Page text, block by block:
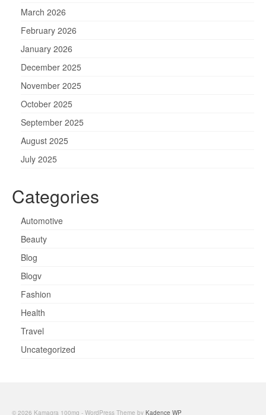
March 2026
February 2026
January 2026
December 2025
November 2025
October 2025
September 2025
August 2025
July 2025
Categories
Automotive
Beauty
Blog
Blogv
Fashion
Health
Travel
Uncategorized
© 2026 Kamagra 100mg - WordPress Theme by Kadence WP